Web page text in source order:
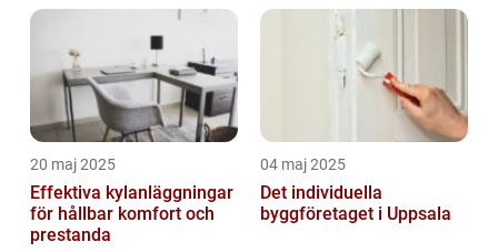
20 maj 2025
Effektiva kylanläggningar
för hållbar komfort och
prestanda
04 maj 2025
Det individuella
byggföretaget i Uppsala